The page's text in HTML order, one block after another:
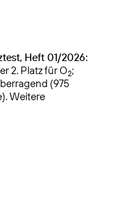
Heft 01/2026:
2. Platz für O2;
(975
Weitere